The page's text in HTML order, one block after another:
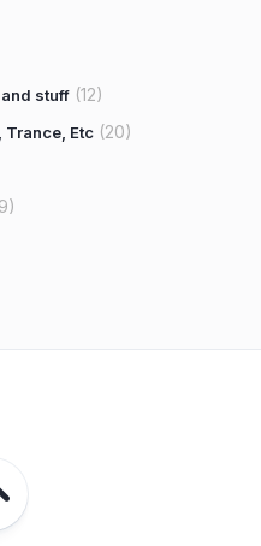
stuff (12)
Trance, Etc (20)